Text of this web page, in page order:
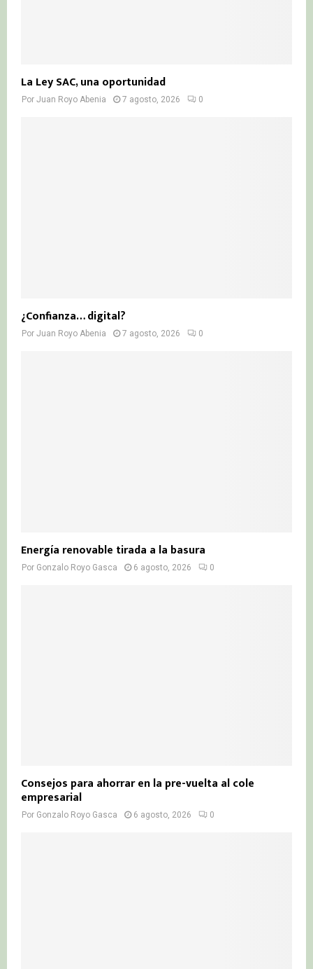
La Ley SAC, una oportunidad
Por Juan Royo Abenia 7 agosto, 2026 0
¿Confianza… digital?
Por Juan Royo Abenia 7 agosto, 2026 0
Energía renovable tirada a la basura
Por Gonzalo Royo Gasca 6 agosto, 2026 0
Consejos para ahorrar en la pre-vuelta al cole
empresarial
Por Gonzalo Royo Gasca 6 agosto, 2026 0